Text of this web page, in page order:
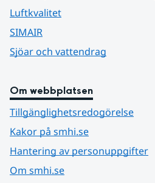
Luftkvalitet
SIMAIR
Sjöar och vattendrag
Om webbplatsen
Tillgänglighetsredogörelse
Kakor på smhi.se
Hantering av personuppgifter
Om smhi.se